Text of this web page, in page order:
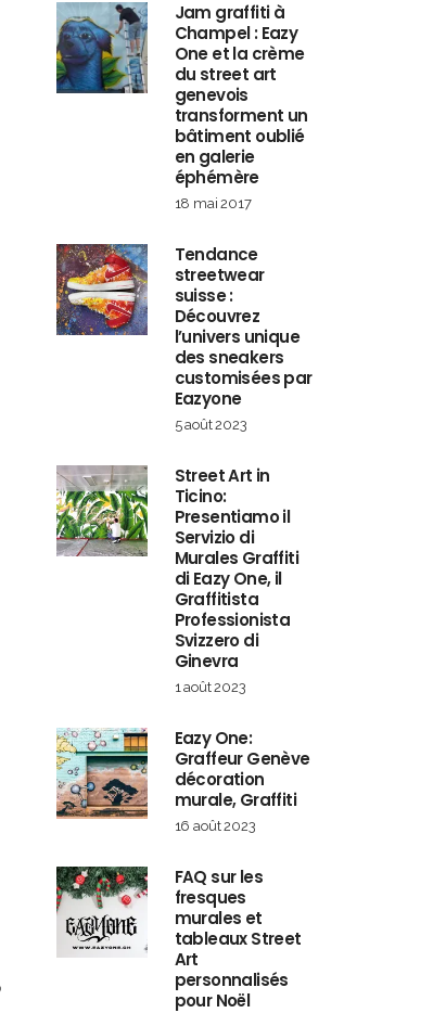
Jam graffiti à
Champel : Eazy
One et la crème
du street art
genevois
transforment un
bâtiment oublié
en galerie
éphémère
18 mai 2017
Tendance
streetwear
suisse :
Découvrez
l’univers unique
des sneakers
customisées par
Eazyone
5 août 2023
Street Art in
Ticino:
Presentiamo il
Servizio di
Murales Graffiti
di Eazy One, il
Graffitista
Professionista
Svizzero di
Ginevra
1 août 2023
Eazy One:
Graffeur Genève
décoration
murale, Graffiti
16 août 2023
FAQ sur les
fresques
murales et
tableaux Street
Art
personnalisés
pour Noël